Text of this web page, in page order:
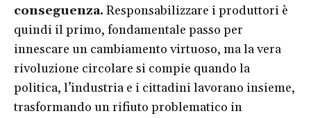
conseguenza. Responsabilizzare i produttori è
quindi il primo, fondamentale passo per
innescare un cambiamento virtuoso, ma la vera
rivoluzione circolare si compie quando la
politica, l’industria e i cittadini lavorano insieme,
trasformando un rifiuto problematico in